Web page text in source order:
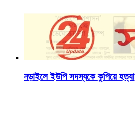
নড়াইলে ইউপি সদস্যকে কুপিয়ে হত্যা